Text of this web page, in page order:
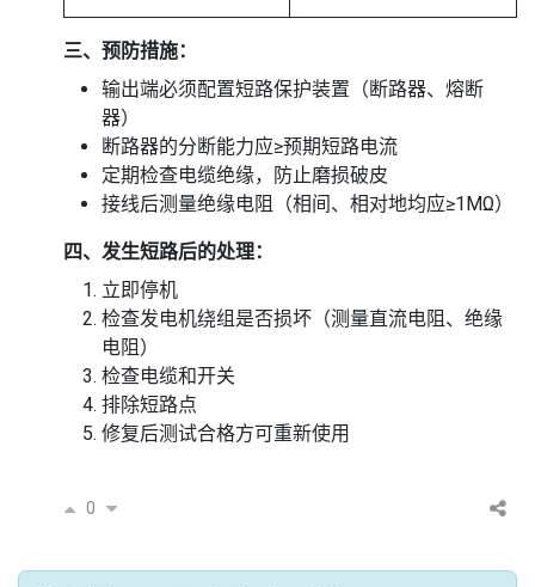
三、预防措施：
输出端必须配置短路保护装置（断路器、熔断
器）
断路器的分断能力应≥预期短路电流
定期检查电缆绝缘，防止磨损破皮
接线后测量绝缘电阻（相间、相对地均应≥1MΩ）
四、发生短路后的处理：
立即停机
检查发电机绕组是否损坏（测量直流电阻、绝缘
电阻）
检查电缆和开关
排除短路点
修复后测试合格方可重新使用
0